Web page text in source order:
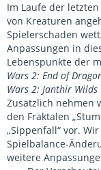
Im Laufe der
von Kreaturen
Spielerschaden
Anpassungen in
Lebenspunkte der
Wars 2: End of
Wars 2: Janthir Wilds
Zusätzlich nehmen
den Fraktalen
„Sippenfall“ vor.
Spielbalance-
weitere